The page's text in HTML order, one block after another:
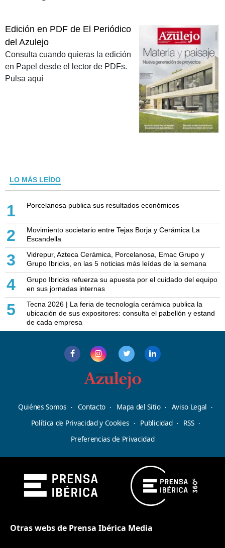
Edición en PDF de El Periódico
del Azulejo
Consulta cuando quieras la edición
en Papel desde el lector de PDFs.
Pulsa aquí
LO MÁS LEÍDO
1 Porcelanosa publica sus resultados económicos
2
Movimiento societario entre Tejas Borja y Cerámica La
Escandella
3
Vidrepur, Azteca Cerámica, Porcelanosa, Emac Grupo y
Grupo Ibricks, en las 5 noticias más leídas de la semana
4
Grupo Ibricks refuerza su apuesta por el cuidado del equipo
en sus jornadas internas
5
Tecna 2026 | La feria de tecnología cerámica publica la
ubicación de sus expositores: consulta el pabellón y estand
de cada empresa
Quiénes Somos Contacto Mapa del Sitio
Aviso Legal
Política de Privacidad y Cookies
Publicidad
RSS
Preferencias de Privacidad
Otras webs de Prensa Ibérica Media